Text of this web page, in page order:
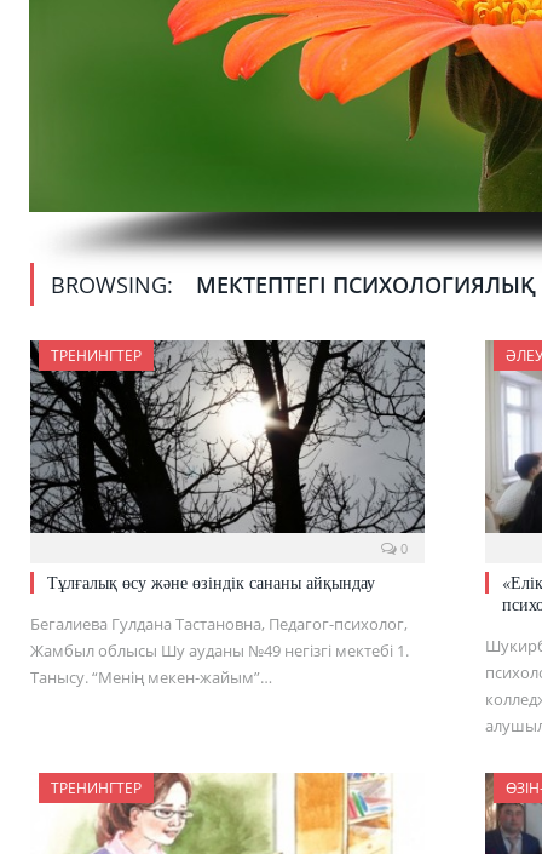
BROWSING: МЕКТЕПТЕГІ
ТРЕНИНГТЕР
0
Тұлғалық өсу және өзіндік сананы айқындау
Бегалиева Гулдана Тастановна, Педагог-психолог,
Жамбыл облысы Шу ауданы №49 негізгі мектебі 1.
Танысу. “Менің мекен-жайым”…
ТРЕНИНГТЕР